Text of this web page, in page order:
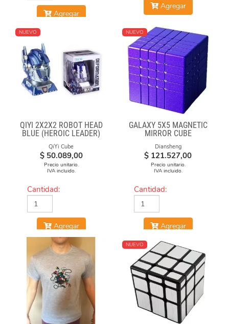
Agregar
Agregar
NUEVO
QIYI 2X2X2 ROBOT HEAD
BLUE (HEROIC LEADER)
QiYi Cube
$ 50.089,00
Precio unitario.
IVA incluido.
Cantidad:
Agregar
NUEVO
GALAXY 5X5 MAGNETIC
MIRROR CUBE
Diansheng
$ 121.527,00
Precio unitario.
IVA incluido.
Cantidad:
Agregar
NUEVO